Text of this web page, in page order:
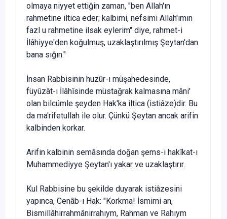
olmaya niyyet ettiğin za­man, "ben Allah'ın
rahmetine iltica eder; kalbimi, nefsimi Al­lah'ımın
fazl u rahmetine ilsak eylerim" diye, rahmet-i
İlâhiyye'den koğulmuş, uzaklaştırılmış Şeytan'dan
bana sığın."
İnsan Rabbisinin huzûr-ı müşahedesinde,
füyûzât-ı İlâhî­sinde müstağrak kalmasına mâni'
olan bilcümle şeyden Hak'ka iltica (istiâze)dir. Bu
da ma'rifetullah ile olur. Çünkü Şeytan an­cak arifin
kalbinden korkar.
Arifin kalbinin semâsında doğan şems-i hakîkat-ı
Muhammediyye Şeytan'ı yakar ve uzaklaştırır.
Kul Rabbisine bu şekilde duyarak istiâzesini
yapınca, Ce­nâb-ı Hak: "Korkma! İsmimi an,
Bismillâhirrahmânirrahıym, Rahman ve Rahıym